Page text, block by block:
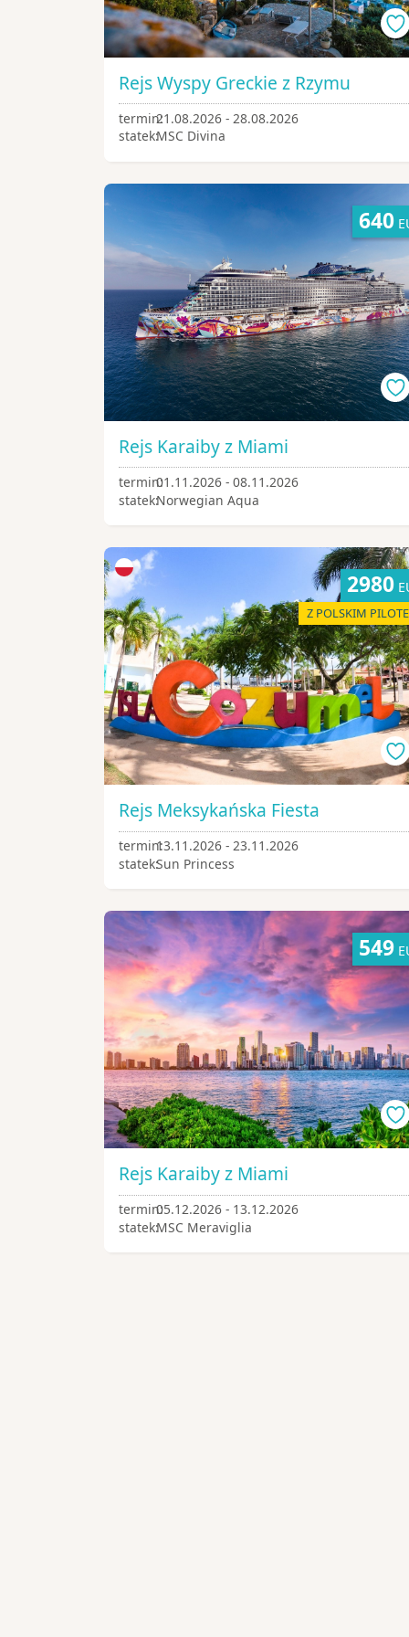
Rejs Wyspy Greckie z Rzymu
termin:21.08.2026 - 28.08.2026
statek:MSC Divina
640
Rejs Karaiby z Miami
termin:01.11.2026 - 08.11.2026
statek:Norwegian Aqua
2980
Z POLSKIM
Rejs Meksykańska Fiesta
termin:13.11.2026 - 23.11.2026
statek:Sun Princess
549
Rejs Karaiby z Miami
termin:05.12.2026 - 13.12.2026
statek:MSC Meraviglia